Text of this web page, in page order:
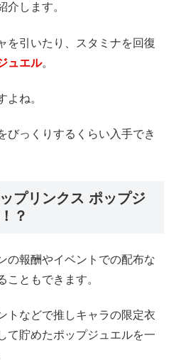
介します。
を引いたり、スタミナを回復
ュエル。
よね。
びっくりするくらい入手でき
プリンクス ポップジ
？
の報酬やイベントでの配布な
こともできます。
トなどで推しキャラの限定衣
て貯めたポップジュエルを一